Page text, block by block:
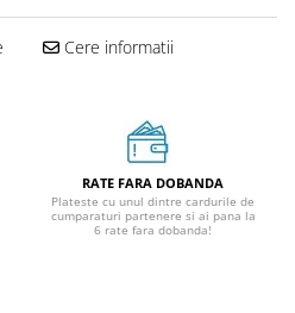
Cere informatii
RATE FARA DOBANDA
Plateste cu unul dintre cardurile de
cumparaturi partenere si ai pana la
6 rate fara dobanda!